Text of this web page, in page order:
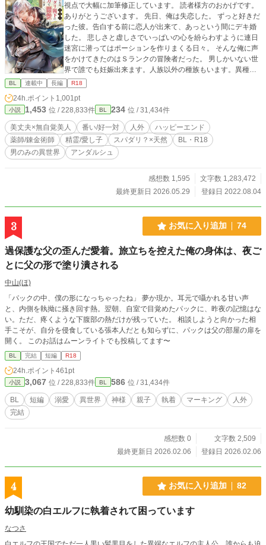
視点で大幅に加筆修正しています。 読者様方のおかげです。
ありがとうございます。 先日、俺は失恋した。 ずっと好きだ
った彼。告白する前に恋人が出来て、あっという間にデキ婚
した。 悲しさと虚しさでいっぱいの心を紛らわすように連日
迷宮に潜ってはポーションを作りまくる日々。 そんな俺に声
をかけてきたのはＳランクの冒険者だった。 男しかいない世
界で誰でも妊娠出来ます。人族以外の種族もいます。異種婚
可能。作中に出産表現はありません。 ※オメガバースっぽい
所がありますがバース性はありません。（発情期やフェロモ
BL 連載中 長編 R18
24h.ポイント 1,001pt
小説 1,453 位 / 228,833件 BL 234 位 / 31,434件
美丈夫×無自覚美人 番い/好一対 人外
ハッピーエンド
薬師/錬金術師
精霊/愛し子 スパダリ？×天然
BL・R18
男のみの異世界
アンダルシュ
感想数 1,595
文字数 1,283,472
最終更新日 2026.05.29
登録日 2022.08.04
3 お気に入り追加 74
過保護な父の歪んだ愛着。旅立ちを控えた俺の身体は、夜ご
とに父の形で塗り潰される
中山(ほ)
「パックの中、僕の形になっちゃったね」 夢か現か。耳元で囁かれる甘い声
と、内側を執拗に掻き回す熱。翌朝、自室で目覚めたパックに、昨夜の記憶はな
い。ただ、疼くような下腹部の熱だけが残っていた。 相談しようと向かった相
手こそが、自分を侵食している張本人だとも知らずに、パックは父の部屋の扉を
開く。 このお話はムーンライトでも投稿してます〜
BL 完結 短編 R18
24h.ポイント 461pt
小説 3,067 位 / 228,833件 BL 586 位 / 31,434件
BL 短編 溺愛 異世界 神様 親子 執着 マーキング
人外
完結
感想数 0
文字数 2,509
最終更新日 2026.02.06
登録日 2026.02.06
4 お気に入り追加 82
幼馴染の白エルフに執着されて困っています
なつさ